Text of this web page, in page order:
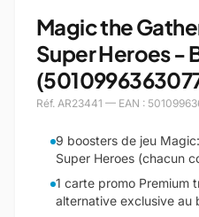
Magic the
Super Heroes -
Réf. AR23441 — EAN :
9 boosters de jeu
Super Heroes (chacun
1 carte promo Premium
alternative exclusive au